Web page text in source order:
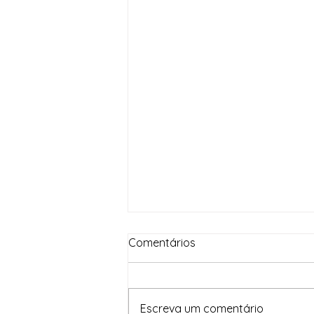
Com 1,69 milhão de vagas,
Comentários
Escreva um comentário